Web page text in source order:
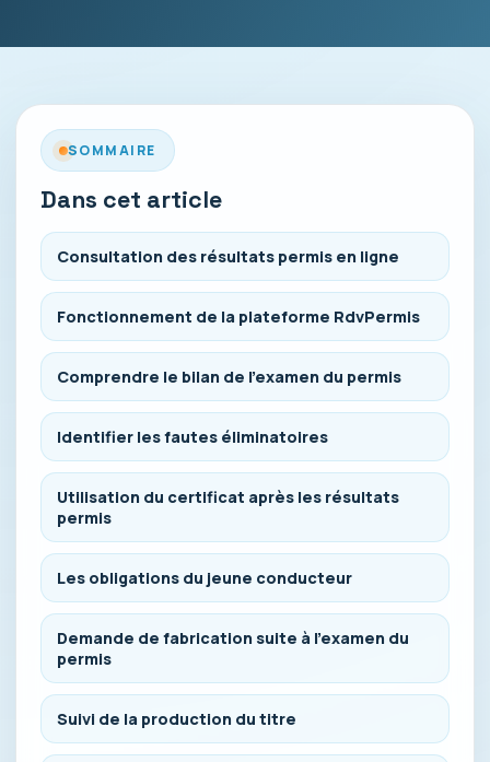
SOMMAIRE
Dans cet article
Consultation des résultats permis en ligne
Fonctionnement de la plateforme RdvPermis
Comprendre le bilan de l’examen du permis
Identifier les fautes éliminatoires
Utilisation du certificat après les résultats
permis
Les obligations du jeune conducteur
Demande de fabrication suite à l’examen du
permis
Suivi de la production du titre